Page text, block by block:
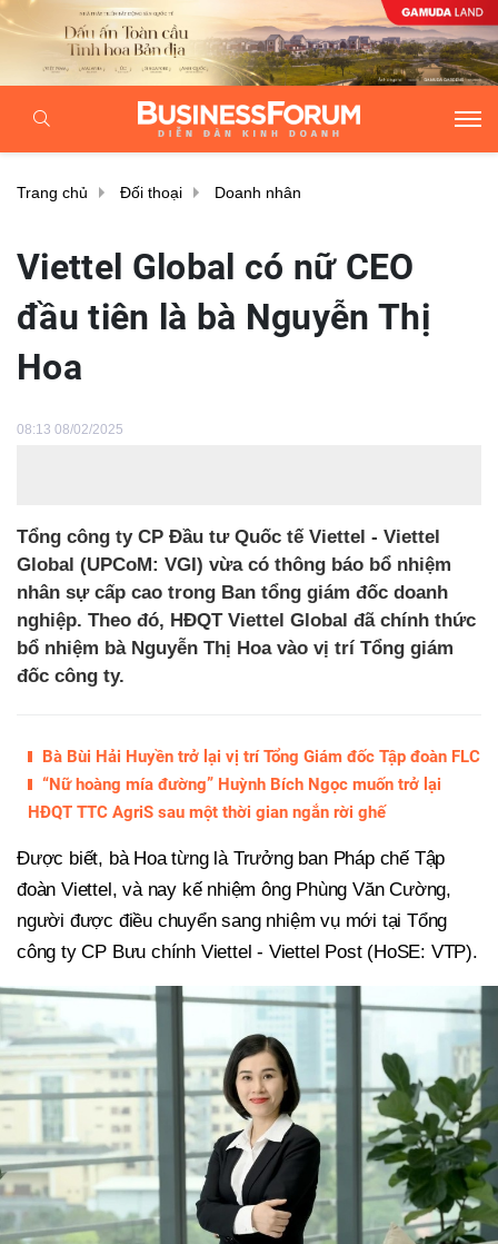
Trang chủ Đối thoại Doanh nhân
Viettel Global có nữ CEO
đầu tiên là bà Nguyễn Thị
Hoa
08:13 08/02/2025
Tổng công ty CP Đầu tư Quốc tế Viettel - Viettel
Global (UPCoM: VGI) vừa có thông báo bổ nhiệm
nhân sự cấp cao trong Ban tổng giám đốc doanh
nghiệp. Theo đó, HĐQT Viettel Global đã chính thức
bổ nhiệm bà Nguyễn Thị Hoa vào vị trí Tổng giám
đốc công ty.
Bà Bùi Hải Huyền trở lại vị trí Tổng Giám đốc Tập đoàn FLC
“Nữ hoàng mía đường” Huỳnh Bích Ngọc muốn trở lại
HĐQT TTC AgriS sau một thời gian ngắn rời ghế
Được biết, bà Hoa từng là Trưởng ban Pháp chế Tập
đoàn Viettel, và nay kế nhiệm ông Phùng Văn Cường,
người được điều chuyển sang nhiệm vụ mới tại Tổng
công ty CP Bưu chính Viettel - Viettel Post (HoSE: VTP).